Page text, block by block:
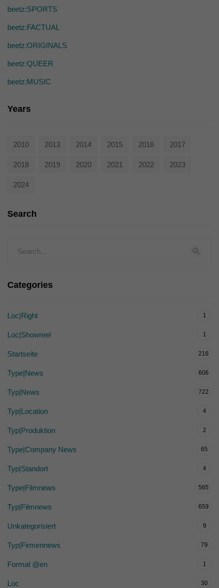
beetz:SPORTS
beetz:FACTUAL
beetz:ORIGINALS
beetz:QUEER
beetz:MUSIC
Years
2010 2013 2014 2015 2016 2017
2018 2019 2020 2021 2022 2023
2024
Search
Categories
Loc|Right 1
Loc|Showreel 1
Startseite 216
Type|News 606
Typ|News 722
Typ|Location 4
Typ|Produktion 2
Type|Company News 65
Typ|Standort 4
Type|Filmnews 565
Typ|Filmnews 659
Unkategorisiert 9
Typ|Firmennews 79
Format @en 1
Loc 30
standardmäßig blockiert. Wenn Cookies von externen Medien akzeptiert
werden, bedarf der Zugriff auf diese Inhalte keiner manuellen Einwilligung
powered by Borlabs Cookie